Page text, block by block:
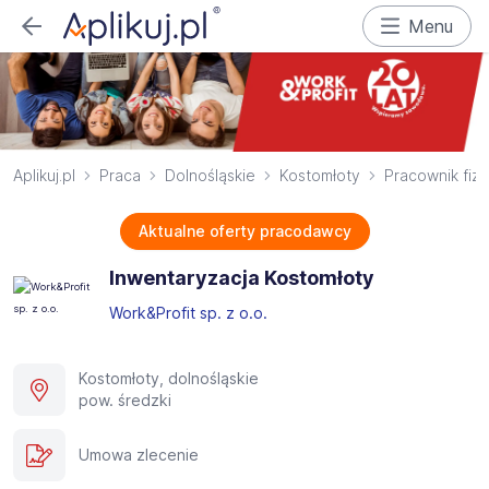
Menu
Aplikuj.pl Praca Dolnośląskie Kostomłoty Pracownik
Aktualne oferty pracodawcy
Inwentaryzacja Kostomłoty
Work&Profit sp. z o.o.
Kostomłoty, dolnośląskie
pow. średzki
Umowa zlecenie